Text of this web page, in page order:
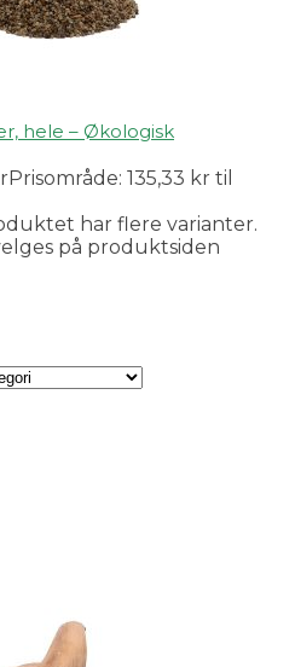
hele – Økologisk
Prisområde: 135,33 kr til
har flere varianter.
på produktsiden